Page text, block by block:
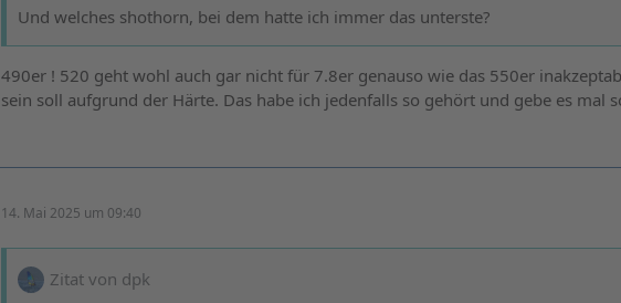
Und welches shothorn, bei dem hatte ich immer das unterste?
490er ! 520 geht wohl auch gar nicht für 7.8er genauso wie das 550er
sein soll aufgrund der Härte. Das habe ich jedenfalls so gehört und gebe es mal
14. Mai 2025 um 09:40
Zitat von dpk